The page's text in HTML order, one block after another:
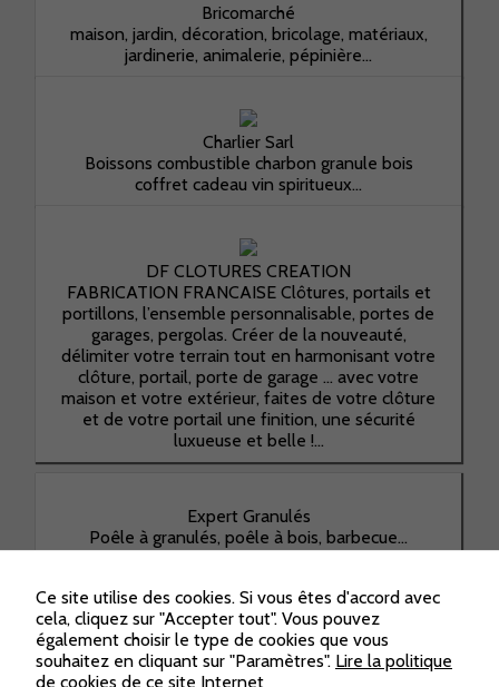
Bricomarché
maison, jardin, décoration, bricolage, matériaux,
jardinerie, animalerie, pépinière...
Charlier Sarl
Boissons combustible charbon granule bois
coffret cadeau vin spiritueux...
DF CLOTURES CREATION
FABRICATION FRANCAISE Clôtures, portails et
portillons, l’ensemble personnalisable, portes de
garages, pergolas. Créer de la nouveauté,
délimiter votre terrain tout en harmonisant votre
clôture, portail, porte de garage ... avec votre
maison et votre extérieur, faites de votre clôture
et de votre portail une finition, une sécurité
luxueuse et belle !...
Expert Granulés
Poêle à granulés, poêle à bois, barbecue...
FERMETURES DE LA VALLEE - FERMETURES
BERGER
Expert de toutes vos menuiseries extérieures en
Ce site utilise des cookies. Si vous êtes d'accord avec
cela, cliquez sur "Accepter tout". Vous pouvez
également choisir le type de cookies que vous
souhaitez en cliquant sur "Paramètres". Lire la politique
de cookies de ce site Internet
Nécessaires
facultatifs. Ils
sont
nécessaires au
fonctionnement